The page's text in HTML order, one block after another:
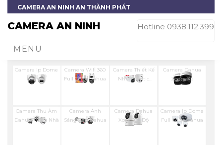
CAMERA AN NINH AN THÀNH PHÁT
CAMERA AN NINH Hotline 0938.112.399
MENU
Camera Ip Dome
Dahua
Camera Wifi 360
Full Color Dahua
Camera Thiết Kế
Nhựa Plastic
Camera Dahua
Zoom Xa
Camera Thu Âm
Dahua Trong Nhà
Camera Ánh
Sáng Kép Dahua
Camera Dahua
Xoay 360 Độ
Camera Ip Dome
Full Color Dahua